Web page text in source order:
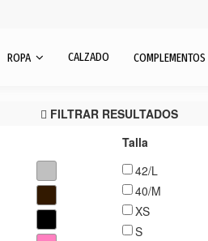
ROPA CALZADO COMPLEMENTOS
FILTRAR RESULTADOS
Talla
42/L
40/M
XS
S